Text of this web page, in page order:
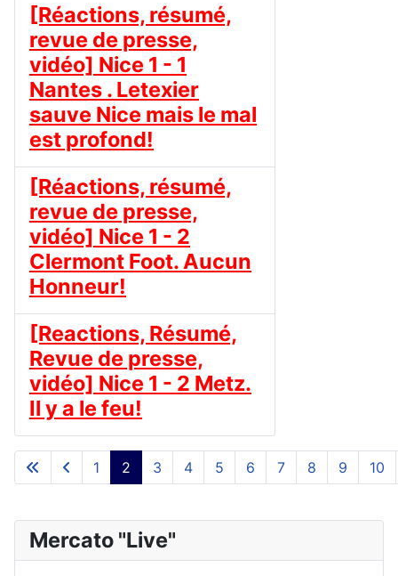
[Réactions, résumé,
revue de presse,
vidéo] Nice 1 - 1
Nantes . Letexier
sauve Nice mais le mal
est profond!
[Réactions, résumé,
revue de presse,
vidéo] Nice 1 - 2
Clermont Foot. Aucun
Honneur!
[Reactions, Résumé,
Revue de presse,
vidéo] Nice 1 - 2 Metz.
Il y a le feu!
Page 2 sur 23
1 2 3 4 5 6 7 8 9 10
Mercato "Live"